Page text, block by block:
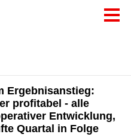
Ergebnisanstieg:
profitabel - alle
Entwicklung,
Quartal in Folge